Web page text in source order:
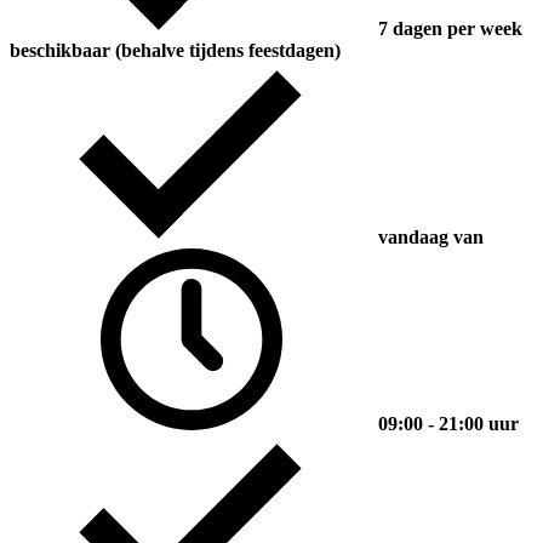
7 dagen per week
beschikbaar (behalve tijdens feestdagen)
vandaag van
09:00 - 21:00 uur